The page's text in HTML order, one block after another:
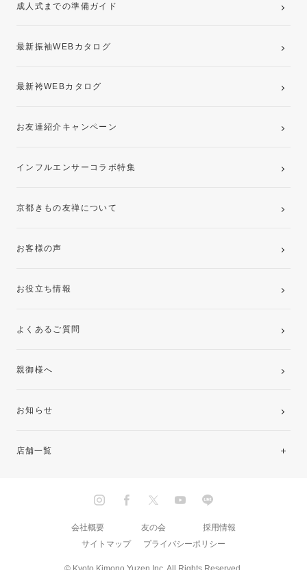
成人式までの準備ガイド
最新振袖WEBカタログ
最新袴WEBカタログ
お友達紹介キャンペーン
インフルエンサーコラボ特集
京都きもの友禅について
お客様の声
お役立ち情報
よくあるご質問
親御様へ
お知らせ
店舗一覧
© Kyoto Kimono Yuzen Inc. All Rights Reserved.
会社概要 友の会
採用情報
サイトマップ
プライバシーポリシー